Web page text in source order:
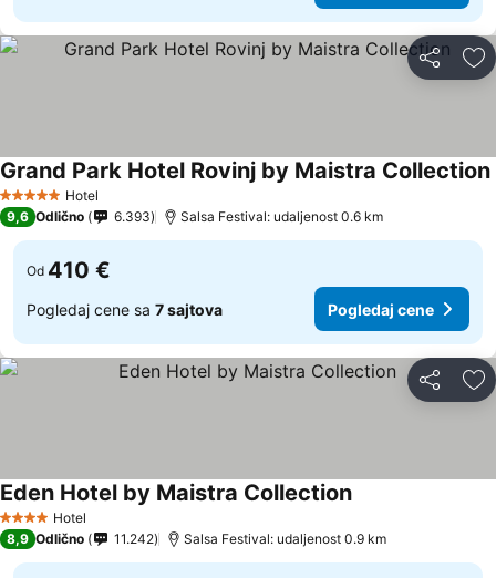
Deli
5 ZvezdiceHotel
Grand Park Hotel Rovinj by Maistra Collection
9,6 Odlično 6.393 Salsa Festival: udaljenost 0.6 km
Od 410 €
Pogledaj cene sa 7 sajtova Pogledaj cene
Deli
4 ZvezdiceHotel
Eden Hotel by Maistra Collection
8,9 Odlično 11.242 Salsa Festival: udaljenost 0.9 km